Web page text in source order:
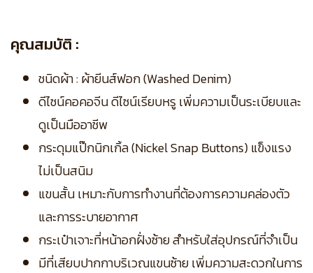
คุณสมบัติ :
ชนิดผ้า : ผ้ายีนส์ฟอก (Washed Denim)
ดีไซน์คอคอจีน ดีไซน์เรียบหรู เพิ่มความเป็นระเบียบและ
ดูเป็นมืออาชีพ
กระดุมแป๊กนิกเกิ้ล (Nickel Snap Buttons) แข็งแรง
ไม่เป็นสนิม
แขนสั้น เหมาะกับการทำงานที่ต้องการความคล่องตัว
และการระบายอากาศ
กระเป๋าเจาะที่หน้าอกฝั่งซ้าย สำหรับใส่อุปกรณ์ที่จำเป็น
มีที่เสียบปากกาบริเวณแขนซ้าย เพิ่มความสะดวกในการ